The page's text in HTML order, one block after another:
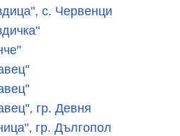
с. Червенци
гр. Девня
гр. Дългопол